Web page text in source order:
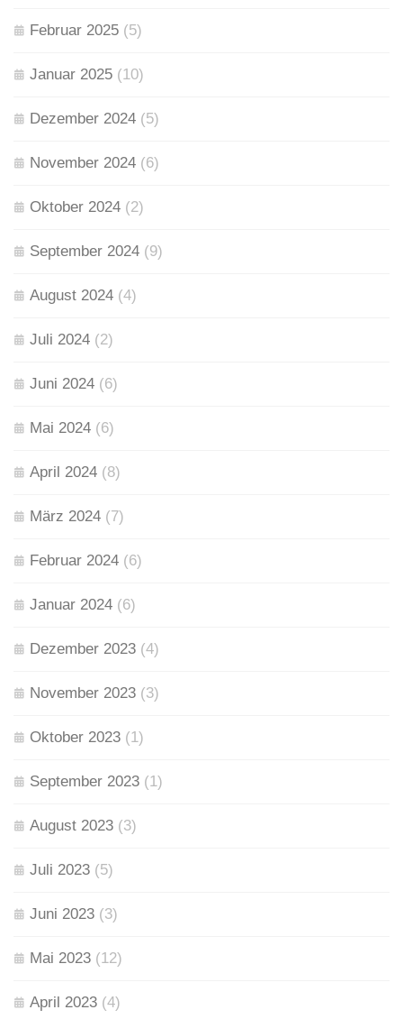
Februar 2025 (5)
Januar 2025 (10)
Dezember 2024 (5)
November 2024 (6)
Oktober 2024 (2)
September 2024 (9)
August 2024 (4)
Juli 2024 (2)
Juni 2024 (6)
Mai 2024 (6)
April 2024 (8)
März 2024 (7)
Februar 2024 (6)
Januar 2024 (6)
Dezember 2023 (4)
November 2023 (3)
Oktober 2023 (1)
September 2023 (1)
August 2023 (3)
Juli 2023 (5)
Juni 2023 (3)
Mai 2023 (12)
April 2023 (4)